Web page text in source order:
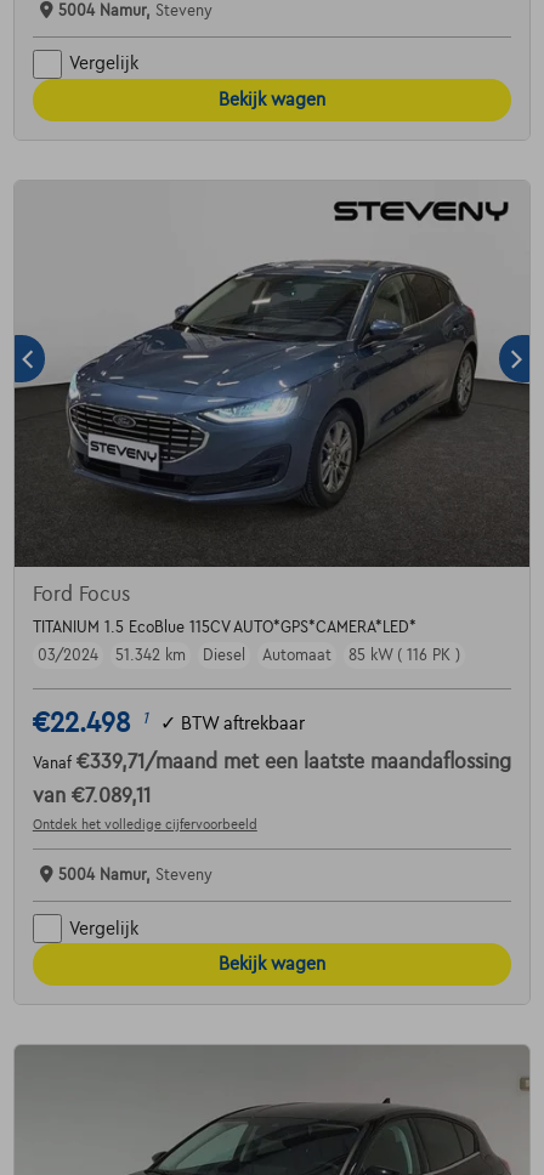
5004 Namur, Steveny
Vergelijk
Bekijk wagen
Ford Focus
TITANIUM 1.5 EcoBlue 115CV AUTO*GPS*CAMERA*LED*
03/2024
51.342 km Diesel Automaat 85 kW ( 116 PK )
€22.498 1 ✓ BTW aftrekbaar
Vanaf €339,71 /maand met een laatste maandaflossing
van €7.089,11
Ontdek het volledige cijfervoorbeeld
5004 Namur, Steveny
Vergelijk
Bekijk wagen